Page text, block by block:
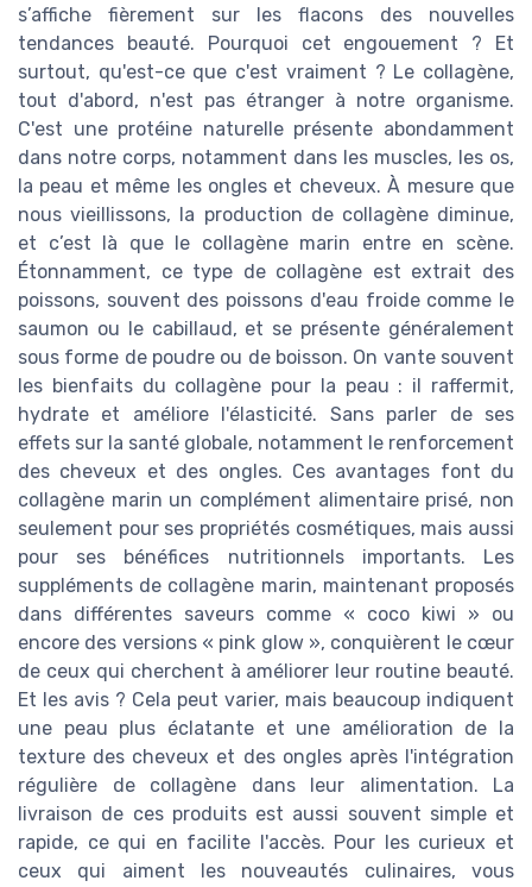
s’affiche fièrement sur les flacons des nouvelles
tendances beauté. Pourquoi cet engouement ? Et
surtout, qu'est-ce que c'est vraiment ? Le collagène,
tout d'abord, n'est pas étranger à notre organisme.
C'est une protéine naturelle présente abondamment
dans notre corps, notamment dans les muscles, les os,
la peau et même les ongles et cheveux. À mesure que
nous vieillissons, la production de collagène diminue,
et c’est là que le collagène marin entre en scène.
Étonnamment, ce type de collagène est extrait des
poissons, souvent des poissons d'eau froide comme le
saumon ou le cabillaud, et se présente généralement
sous forme de poudre ou de boisson. On vante souvent
les bienfaits du collagène pour la peau : il raffermit,
hydrate et améliore l'élasticité. Sans parler de ses
effets sur la santé globale, notamment le renforcement
des cheveux et des ongles. Ces avantages font du
collagène marin un complément alimentaire prisé, non
seulement pour ses propriétés cosmétiques, mais aussi
pour ses bénéfices nutritionnels importants. Les
suppléments de collagène marin, maintenant proposés
dans différentes saveurs comme « coco kiwi » ou
encore des versions « pink glow », conquièrent le cœur
de ceux qui cherchent à améliorer leur routine beauté.
Et les avis ? Cela peut varier, mais beaucoup indiquent
une peau plus éclatante et une amélioration de la
texture des cheveux et des ongles après l'intégration
régulière de collagène dans leur alimentation. La
livraison de ces produits est aussi souvent simple et
rapide, ce qui en facilite l'accès. Pour les curieux et
ceux qui aiment les nouveautés culinaires, vous